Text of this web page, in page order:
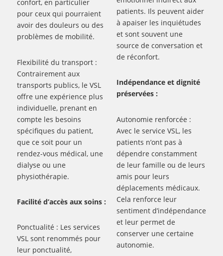
confort, en particulier
pour ceux qui pourraient
avoir des douleurs ou des
problèmes de mobilité.
Flexibilité du transport :
Contrairement aux
transports publics, le VSL
offre une expérience plus
individuelle, prenant en
compte les besoins
spécifiques du patient,
que ce soit pour un
rendez-vous médical, une
dialyse ou une
physiothérapie.
Facilité d’accès aux soins :
Ponctualité : Les services
VSL sont renommés pour
leur ponctualité,
patients. Ils peuvent aider
à apaiser les inquiétudes
et sont souvent une
source de conversation et
de réconfort.
Indépendance et dignité
préservées :
Autonomie renforcée :
Avec le service VSL, les
patients n’ont pas à
dépendre constamment
de leur famille ou de leurs
amis pour leurs
déplacements médicaux.
Cela renforce leur
sentiment d’indépendance
et leur permet de
conserver une certaine
autonomie.